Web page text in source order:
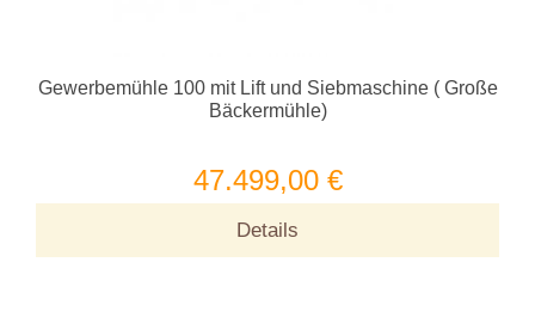
Gewerbemühle 100 mit Lift und Siebmaschine ( Große
Bäckermühle)
47.499,00 €
Details